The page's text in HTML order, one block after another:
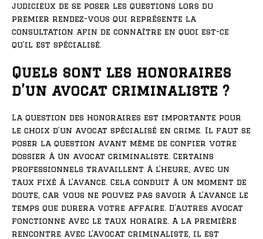
judicieux de se poser les questions lors du
premier rendez-vous qui représente la
consultation afin de connaître en quoi est-ce
qu’il est spécialisé.
Quels sont les honoraires
d’un avocat criminaliste ?
La question des honoraires est importante pour
le choix d’un avocat spécialisé en crime. Il faut se
poser la question avant même de confier votre
dossier à un avocat criminaliste. Certains
professionnels travaillent à l’heure, avec un
taux fixé à l’avance. Cela conduit à un moment de
doute, car vous ne pouvez pas savoir à l’avance le
temps que durera votre affaire. D’autres avocat
fonctionne avec le taux horaire. A la première
rencontre avec l’avocat criminaliste, il est